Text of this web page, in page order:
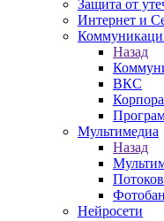
Защита от
Интернет и
Назад
ВКС
Мультимедиа
Назад
Нейросети